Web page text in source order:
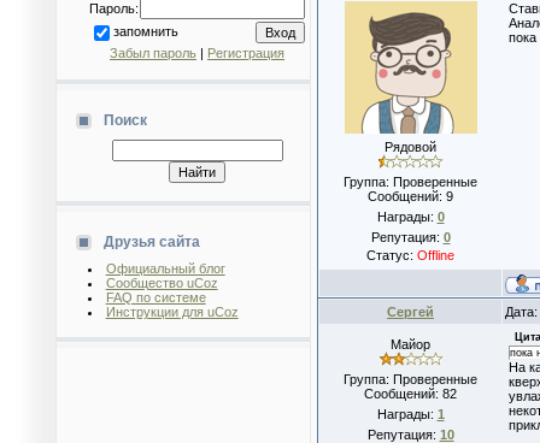
Пароль:
запомнить
Забыл пароль | Регистрация
Поиск
Друзья сайта
Официальный блог
Сообщество uCoz
FAQ по системе
Инструкции для uCoz
Рядовой
Группа: Проверенные
Сообщений: 9
Награды: 0
Репутация: 0
Статус: Offline
пока
Сергей
Майор
Группа: Проверенные
Сообщений: 82
Награды: 1
Репутация: 10
пока
На